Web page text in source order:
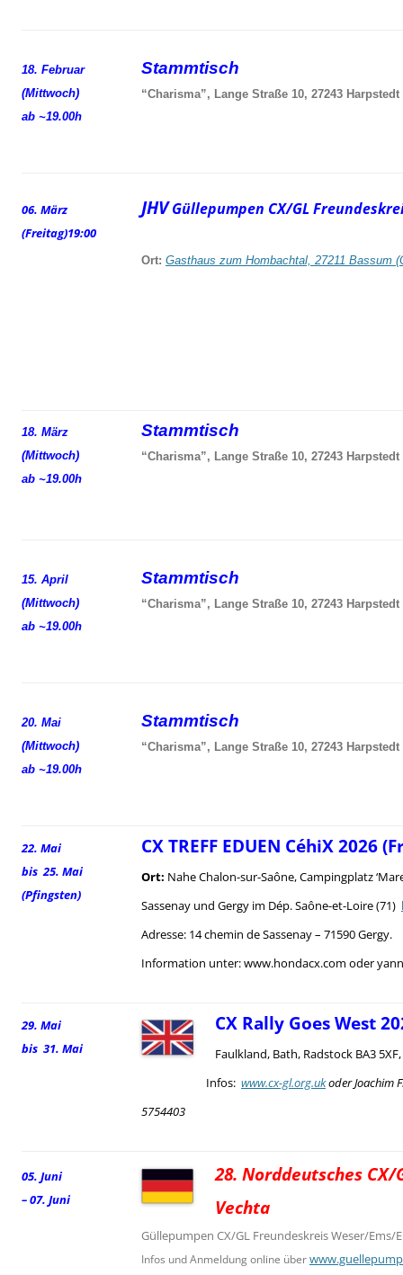
18. Februar
(Mittwoch)
ab ~19.00h
Stammtisch
“Charisma”, Lange Straße 10, 27243 Harpstedt
06. März
(Freitag)19:00
JHV Güllepumpen CX/GL
Ort: Gasthaus zum Hombachtal, 27211 Bassum
18. März
(Mittwoch)
ab ~19.00h
Stammtisch
“Charisma”, Lange Straße 10, 27243 Harpstedt
15. April
(Mittwoch)
ab ~19.00h
Stammtisch
“Charisma”, Lange Straße 10, 27243 Harpstedt
20. Mai
(Mittwoch)
ab ~19.00h
Stammtisch
“Charisma”, Lange Straße 10, 27243 Harpstedt
22. Mai
bis 25. Mai
(Pfingsten)
CX TREFF EDUEN CéhiX 2026
Ort: Nahe Chalon-sur-Saône, Campingplatz
Sassenay und Gergy im Dép. Saône-et-Loire (71)
Adresse: 14 chemin de Sassenay – 71590 Gergy.
Information unter: www.hondacx.com oder
29. Mai
bis 31. Mai
CX Rally Goes West
Faulkland, Bath, Radstock BA3
Infos: www.cx-gl.org.ukoder Joachim
5754403
05. Juni
– 07. Juni
28. Norddeutsches CX/
Vechta
Güllepumpen CX/GL Freundeskreis Weser/Ems/
Infos und Anmeldung online über